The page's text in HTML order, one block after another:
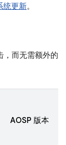
统更新。
，而无需额外的
AOSP 版本